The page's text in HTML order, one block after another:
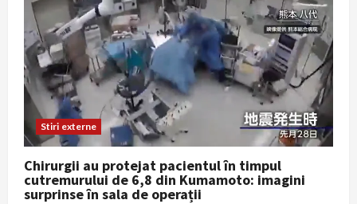
Stiri externe
Chirurgii au protejat pacientul în timpul
cutremurului de 6,8 din Kumamoto: imagini
surprinse în sala de operații